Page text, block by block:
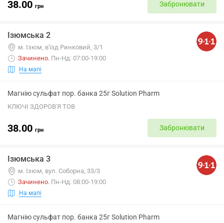
38.00 грн Забронювати
Ізюмська 2
м. Ізюм, в'їзд Ринковий, 3/1
Зачинено. Пн-Нд: 07:00-19:00
На мапі
Магнію сульфат пор. банка 25г Solution Pharm
КЛЮЧІ ЗДОРОВ'Я ТОВ
38.00 грн Забронювати
Ізюмська 3
м. Ізюм, вул. Соборна, 33/3
Зачинено. Пн-Нд: 08:00-19:00
На мапі
Магнію сульфат пор. банка 25г Solution Pharm